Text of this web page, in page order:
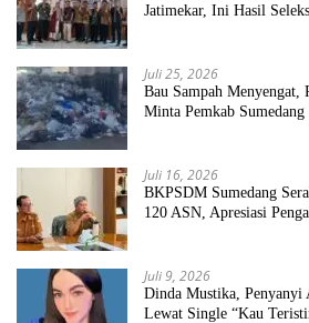
Jatimekar, Ini Hasil
Juli 25, 2026
Bau Sampah Menyengat,
Minta Pemkab Sumedang
Juli 16, 2026
BKPSDM Sumedang
120 ASN, Apresiasi
Juli 9, 2026
Dinda Mustika, Penyanyi
Lewat Single “Kau